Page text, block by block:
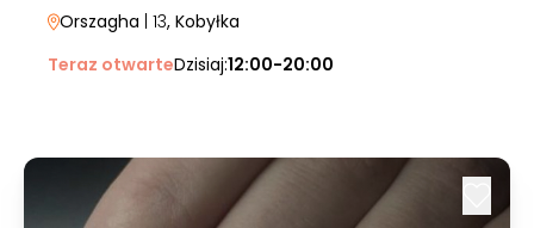
Orszagha | 13, Kobyłka
Teraz otwarteDzisiaj:12:00-20:00